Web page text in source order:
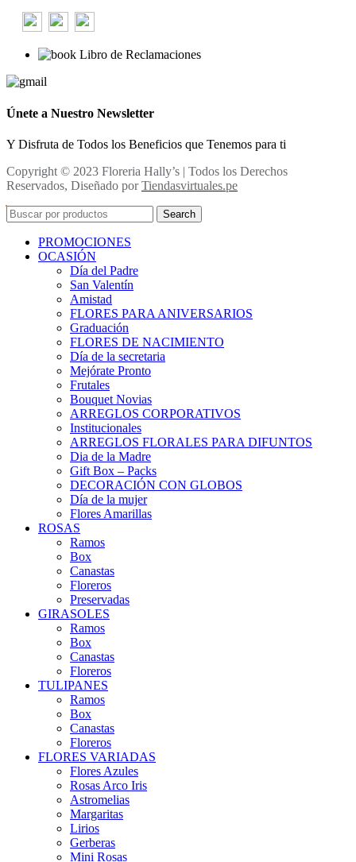
Libro de Reclamaciones
Únete a Nuestro Newsletter
Y Disfruta de Todos los Beneficios que Tenemos para ti
Copyright © 2023 Floreria Hally’s | Todos los Derechos
Reservados, Diseñado porTiendasvirtuales.pe
Search
PROMOCIONES
OCASIÓN
Día del Padre
San Valentín
Amistad
FLORES PARA ANIVERSARIOS
Graduación
FLORES DE NACIMIENTO
Día de la secretaria
Mejórate Pronto
Frutales
Bouquet Novias
ARREGLOS CORPORATIVOS
Institucionales
ARREGLOS FLORALES PARA DIFUNTOS
Dia de la Madre
Gift Box – Packs
DECORACIÓN CON GLOBOS
Día de la mujer
Flores Amarillas
ROSAS
Ramos
Box
Canastas
Floreros
Preservadas
GIRASOLES
Ramos
Box
Canastas
Floreros
TULIPANES
Ramos
Box
Canastas
Floreros
FLORES VARIADAS
Flores Azules
Rosas Arco Iris
Astromelias
Margaritas
Lirios
Gerberas
Mini Rosas